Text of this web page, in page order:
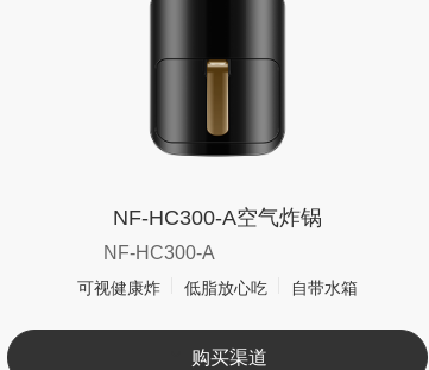
NF-HC300-A空气炸锅
NF-HC300-A
可视健康炸 低脂放心吃 自带水箱
购买渠道